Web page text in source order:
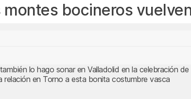
montes bocineros
lo hago sonar en Valladolid en la celebración
relación en Torno a esta bonita costumbre vasca